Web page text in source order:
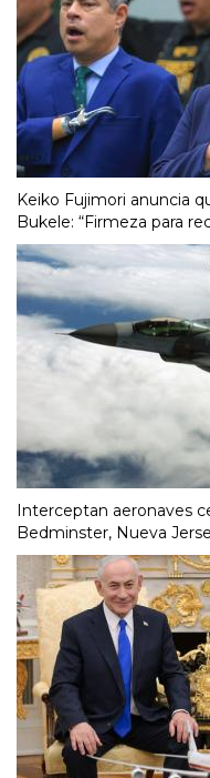
Keiko Fujimori anuncia
Bukele: “Firmeza para
Interceptan aeronaves
Bedminster, Nueva